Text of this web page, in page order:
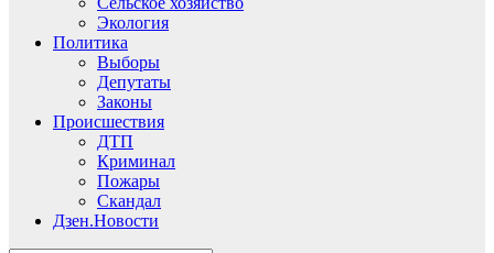
Экология
Политика
Выборы
Депутаты
Законы
Происшествия
ДТП
Криминал
Пожары
Скандал
Дзен.Новости